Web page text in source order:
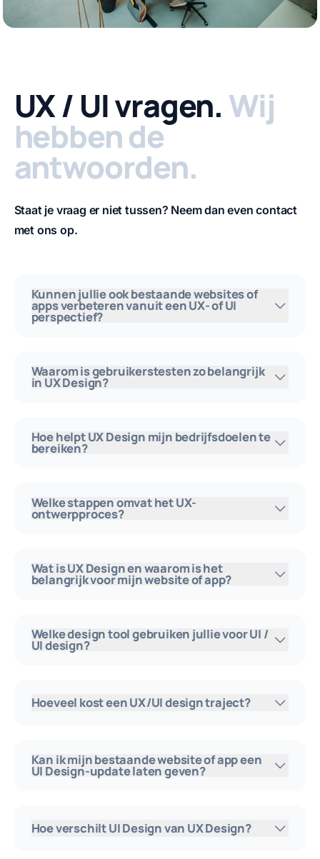
UX / UI vragen. Wij
hebben de
antwoorden.
Staat je vraag er niet tussen? Neem dan evencontact
met ons op.
Kunnen jullie ook bestaande websites of
apps verbeteren vanuit een UX- of UI
perspectief?
Waarom is gebruikerstesten zo belangrijk
in UX Design?
Hoe helpt UX Design mijn bedrijfsdoelen te
bereiken?
Welke stappen omvat het UX-
ontwerpproces?
Wat is UX Design en waarom is het
belangrijk voor mijn website of app?
Welke design tool gebruiken jullie voor UI /
UI design?
Hoeveel kost een UX/UI design traject?
Kan ik mijn bestaande website of app een
UI Design-update laten geven?
Hoe verschilt UI Design van UX Design?